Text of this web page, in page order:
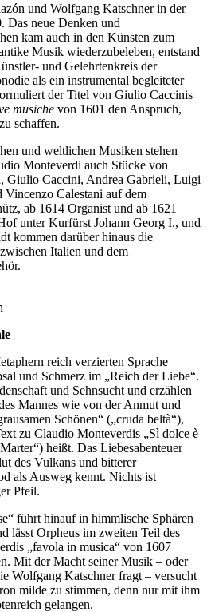
und Wolfgang Katschner in der
Das neue Denken und
kam auch in den Künsten zum
Musik wiederzubeleben, entstand
und Gelehrtenkreis der
als ein instrumental begleiteter
der Titel von Giulio Caccinis
musiche von 1601 den Anspruch,
schaffen.
und weltlichen Musiken stehen
Monteverdi auch Stücke von
Giulio Caccini, Andrea Gabrieli, Luigi
Calestani auf dem
ab 1614 Organist und ab 1621
unter Kurfürst Johann Georg I., und
kommen darüber hinaus die
Italien und dem
reich verzierten Sprache
und Schmerz im „Reich der Liebe“.
und Sehnsucht und erzählen
Mannes wie von der Anmut und
Schönen“ („cruda beltà“),
zu Claudio Monteverdis „Sì dolce è
heißt. Das Liebesabenteuer
des Vulkans und bitterer
als Ausweg kennt. Nichts ist
Pfeil.
führt hinauf in himmlische Sphären
lässt Orpheus im zweiten Teil des
„favola in musica“ von 1607
Mit der Macht seiner Musik – oder
Wolfgang Katschner fragt – versucht
milde zu stimmen, denn nur mit ihm
gelangen.